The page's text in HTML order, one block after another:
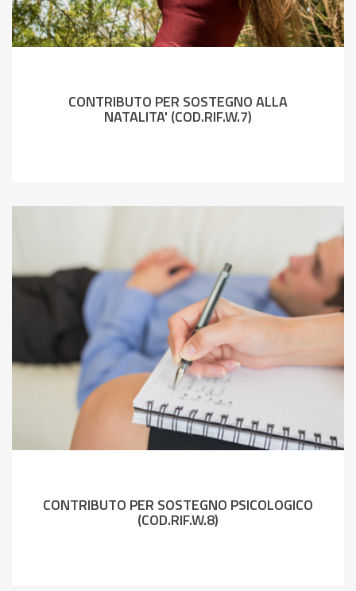
CONTRIBUTO PER SOSTEGNO ALLA
NATALITA' (COD.RIF.W.7)
CONTRIBUTO PER SOSTEGNO PSICOLOGICO
(COD.RIF.W.8)